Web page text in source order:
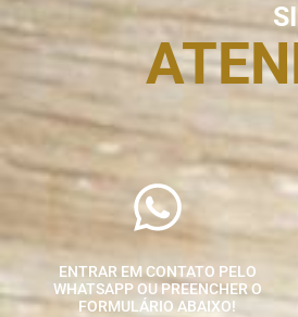
ENTRAR EM CONTATO PELO
WHATSAPP OU PREENCHER O
FORMULÁRIO ABAIXO!